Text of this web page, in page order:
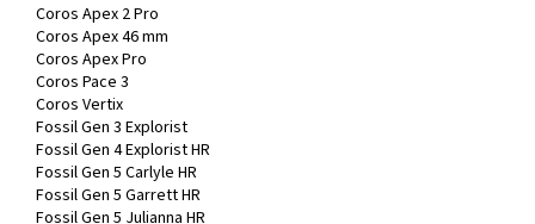
Coros Apex 2 Pro
Coros Apex 46 mm
Coros Apex Pro
Coros Pace 3
Coros Vertix
Fossil Gen 3 Explorist
Fossil Gen 4 Explorist HR
Fossil Gen 5 Carlyle HR
Fossil Gen 5 Garrett HR
Fossil Gen 5 Julianna HR